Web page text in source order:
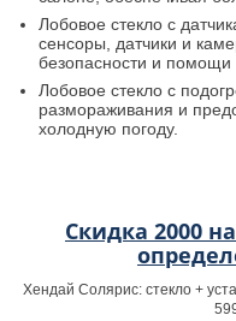
Лобовое стекло с
сенсоры, датчики и
безопасности и помощи
Лобовое стекло с
размораживания и
холодную погоду.
Скидка 2000
Хендай Солярис: стекло +